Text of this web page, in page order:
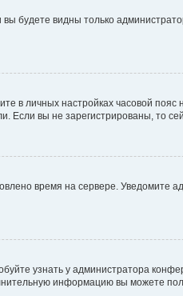
вы будете видны только
в личных настройках часовой пояс
Если вы не зарегистрированы, то
время на сервере. Уведомите
узнать у администратора
информацию вы можете